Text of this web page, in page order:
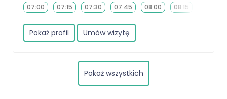
07:00 07:15 07:30 07:45 08:00 08:15
Pokaż profil Umów wizytę
Pokaż wszystkich